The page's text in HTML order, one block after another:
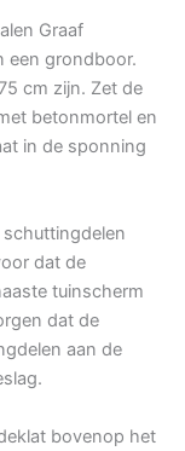
Graaf
een grondboor.
cm zijn. Zet de
betonmortel en
in de sponning
dat de
tuinscherm
dat de
aan de
bovenop het